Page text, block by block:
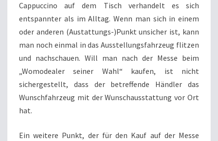
Cappuccino auf dem Tisch verhandelt es sich
entspannter als im Alltag. Wenn man sich in einem
oder anderen (Austattungs-)Punkt unsicher ist, kann
man noch einmal in das Ausstellungsfahrzeug flitzen
und nachschauen. Will man nach der Messe beim
„Womodealer seiner Wahl“ kaufen, ist nicht
sichergestellt, dass der betreffende Händler das
Wunschfahrzeug mit der Wunschausstattung vor Ort
hat.
Ein weitere Punkt, der für den Kauf auf der Messe